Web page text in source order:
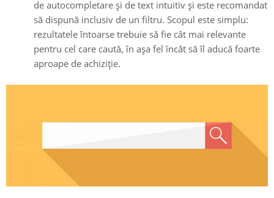
de autocompletare și de text intuitiv și este recomandat
să dispună inclusiv de un filtru. Scopul este simplu:
rezultatele întoarse trebuie să fie cât mai relevante
pentru cel care caută, în așa fel încât să îl aducă foarte
aproape de achiziție.